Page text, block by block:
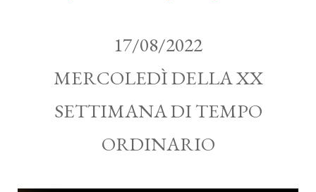
17/08/2022
MERCOLEDÌ DELLA XX
SETTIMANA DI TEMPO
ORDINARIO